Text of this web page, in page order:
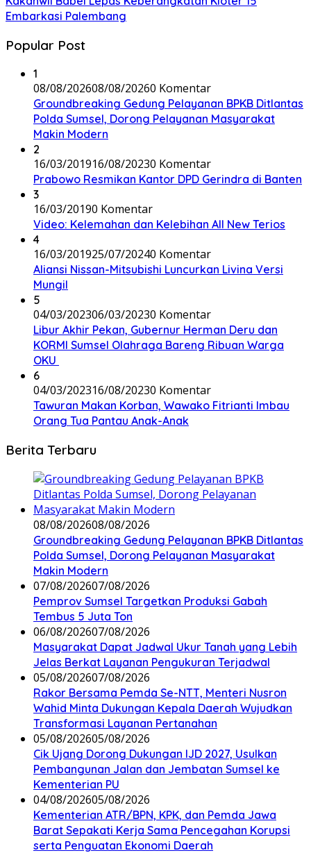
Embarkasi Palembang
Popular Post
1
08/08/202608/08/20260 Komentar
Groundbreaking Gedung Pelayanan BPKB Ditlantas
Polda Sumsel, Dorong Pelayanan Masyarakat
Makin Modern
2
16/03/201916/08/20230 Komentar
Prabowo Resmikan Kantor DPD Gerindra di Banten
3
16/03/20190 Komentar
Video: Kelemahan dan Kelebihan All New Terios
4
16/03/201925/07/20240 Komentar
Aliansi Nissan-Mitsubishi Luncurkan Livina Versi
Mungil
5
04/03/202306/03/20230 Komentar
Libur Akhir Pekan, Gubernur Herman Deru dan
KORMI Sumsel Olahraga Bareng Ribuan Warga
OKU
6
04/03/202316/08/20230 Komentar
Tawuran Makan Korban, Wawako Fitrianti Imbau
Orang Tua Pantau Anak-Anak
Berita Terbaru
08/08/202608/08/2026
Groundbreaking Gedung Pelayanan BPKB Ditlantas
Polda Sumsel, Dorong Pelayanan Masyarakat
Makin Modern
07/08/202607/08/2026
Pemprov Sumsel Targetkan Produksi Gabah
Tembus 5 Juta Ton
06/08/202607/08/2026
Masyarakat Dapat Jadwal Ukur Tanah yang Lebih
Jelas Berkat Layanan Pengukuran Terjadwal
05/08/202607/08/2026
Rakor Bersama Pemda Se-NTT, Menteri Nusron
Wahid Minta Dukungan Kepala Daerah Wujudkan
Transformasi Layanan Pertanahan
05/08/202605/08/2026
Cik Ujang Dorong Dukungan IJD 2027, Usulkan
Pembangunan Jalan dan Jembatan Sumsel ke
Kementerian PU
04/08/202605/08/2026
Kementerian ATR/BPN, KPK, dan Pemda Jawa
Barat Sepakati Kerja Sama Pencegahan Korupsi
serta Penguatan Ekonomi Daerah